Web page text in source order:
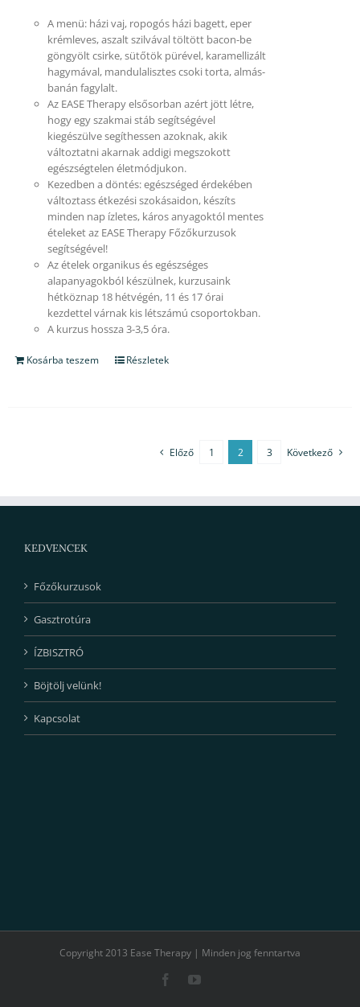
A menü: házi vaj, ropogós házi bagett, eper
krémleves, aszalt szilvával töltött bacon-be
göngyölt csirke, sütőtök pürével, karamellizált
hagymával, mandulalisztes csoki torta, almás-
banán fagylalt.
Az EASE Therapy elsősorban azért jött létre,
hogy egy szakmai stáb segítségével
kiegészülve segíthessen azoknak, akik
változtatni akarnak addigi megszokott
egészségtelen életmódjukon.
Kezedben a döntés: egészséged érdekében
változtass étkezési szokásaidon, készíts
minden nap ízletes, káros anyagoktól mentes
ételeket az EASE Therapy Főzőkurzusok
segítségével!
Az ételek organikus és egészséges
alapanyagokból készülnek, kurzusaink
hétköznap 18 hétvégén, 11 és 17 órai
kezdettel várnak kis létszámú csoportokban.
A kurzus hossza 3-3,5 óra.
Kosárba teszem Részletek
Előző 1 2 3 Következő
KEDVENCEK
Főzőkurzusok
Gasztrotúra
ÍZBISZTRÓ
Böjtölj velünk!
Kapcsolat
Copyright 2013 Ease Therapy | Minden jog fenntartva
FacebookYouTube